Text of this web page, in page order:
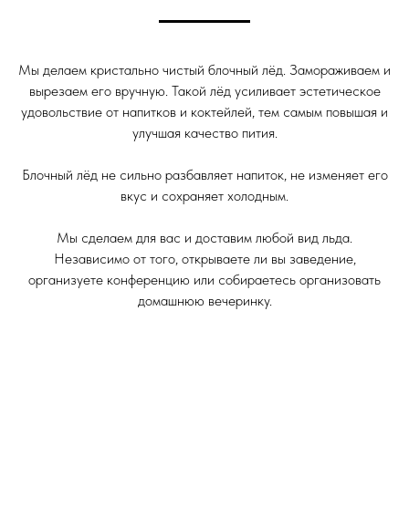
Мы делаем кристально чистый блочный лёд. Замораживаем и
вырезаем его вручную. Такой лёд усиливает эстетическое
удовольствие от напитков и коктейлей, тем самым повышая и
улучшая качество пития.
Блочный лёд не сильно разбавляет напиток, не изменяет его
вкус и сохраняет холодным.
Мы сделаем для вас и доставим любой вид льда.
Независимо от того, открываете ли вы заведение,
организуете конференцию или собираетесь организовать
домашнюю вечеринку.